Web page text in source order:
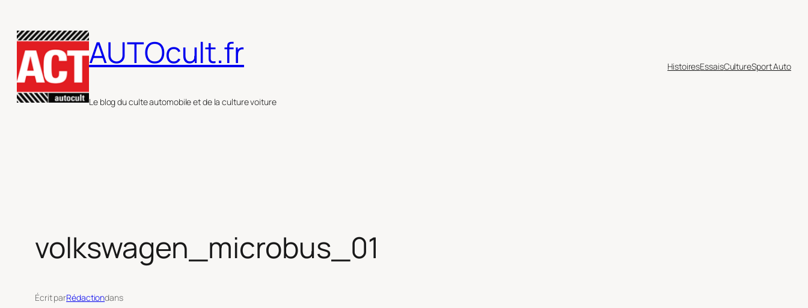
au
contenu
AUTOcult.fr
Le blog du culte automobile et de la culture voiture
HistoiresEssaisCultureSport Auto
volkswagen_microbus_01
Écrit parRédactiondans